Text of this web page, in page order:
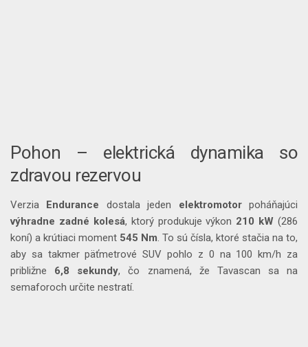
Pohon – elektrická dynamika so
zdravou rezervou
Verzia Endurance dostala jeden elektromotorpoháňajúci
výhradne zadné kolesá, ktorý produkuje výkon 210 kW (286
koní) a krútiaci moment 545 Nm . To sú čísla, ktoré stačia na to,
aby sa takmer päťmetrové SUV pohlo z 0 na 100 km/h za
približne 6,8 sekundy, čo znamená, že Tavascan sa na
semaforoch určite nestratí.